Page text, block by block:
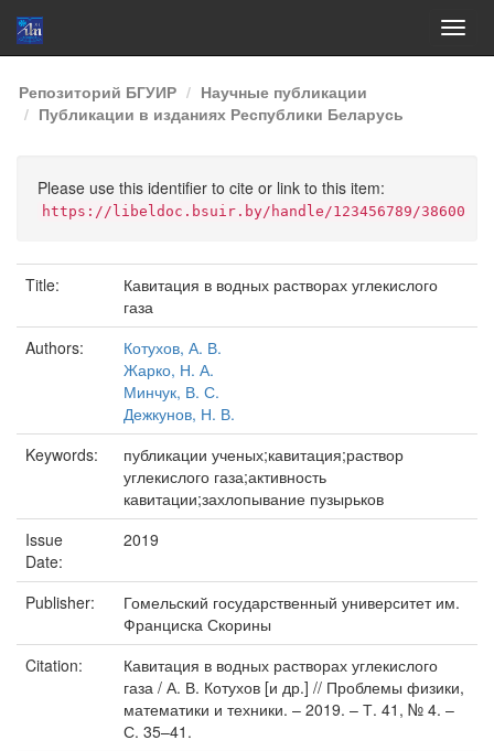
Skip
navigation
Репозиторий БГУИР
Научные публикации
Публикации в изданиях Республики Беларусь
Please use this identifier to cite or link to this item:
https://libeldoc.bsuir.by/handle/123456789/38600
Title:
Кавитация в водных растворах углекислого
газа
Authors:
Котухов, А. В.
Жарко, Н. А.
Минчук, В. С.
Дежкунов, Н. В.
Keywords:
публикации ученых;кавитация;раствор
углекислого газа;активность
кавитации;захлопывание пузырьков
Issue
Date:
2019
Publisher:
Гомельский государственный университет им.
Франциска Скорины
Citation:
Кавитация в водных растворах углекислого
газа / А. В. Котухов [и др.] // Проблемы физики,
математики и техники. – 2019. – Т. 41, № 4. –
С. 35–41.